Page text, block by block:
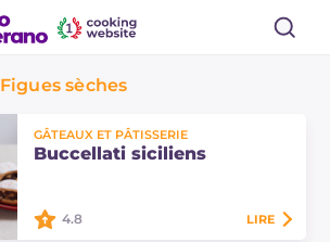
Figues sèches
GÂTEAUX ET PÂTISSERIE
Buccellati siciliens
4.8 LIRE